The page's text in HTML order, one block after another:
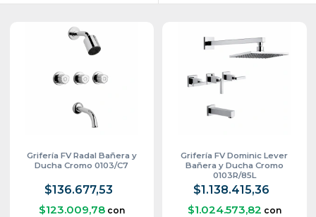
Grifería FV Radal Bañera y
Ducha Cromo 0103/C7
$136.677,53
$123.009,78 con
Grifería FV Dominic Lever
Bañera y Ducha Cromo
0103R/85L
$1.138.415,36
$1.024.573,82 con